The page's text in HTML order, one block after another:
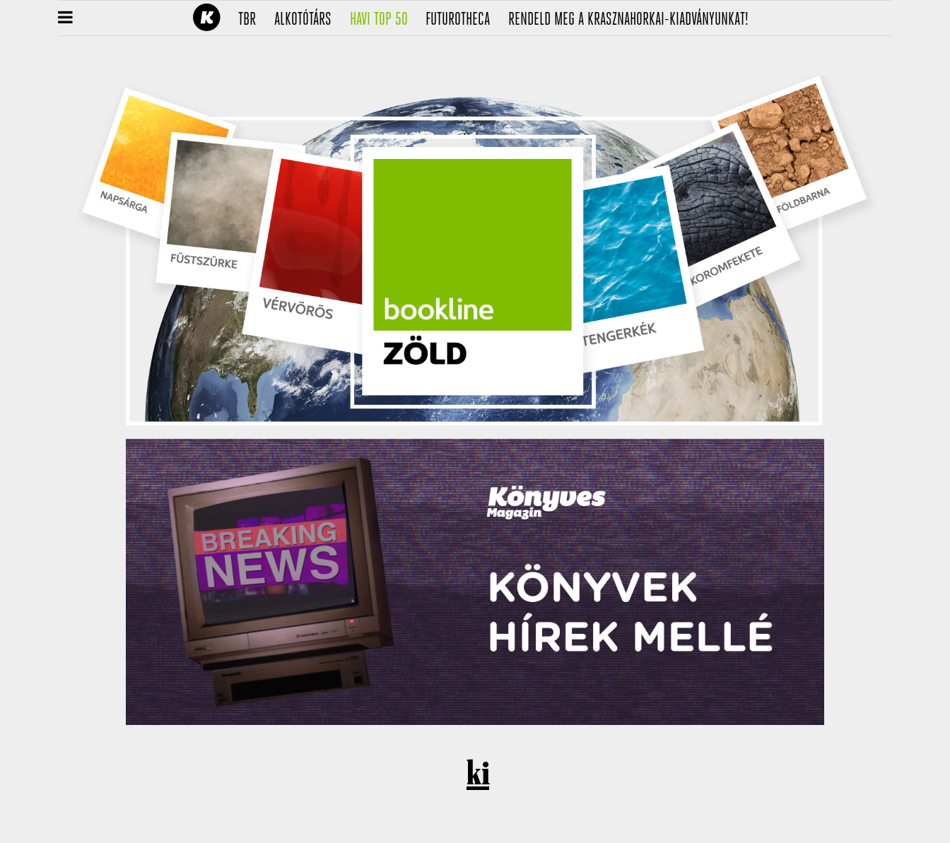
TBR(CURRENT)
ALKOTÓTÁRS(CURRENT)
HAVI TOP 50(CURRENT)
FUTUROTHECA(CURRENT)
RENDELD MEG A KRASZNAHORKAI-KIADVÁNYUNKAT!(CURRENT)
ki